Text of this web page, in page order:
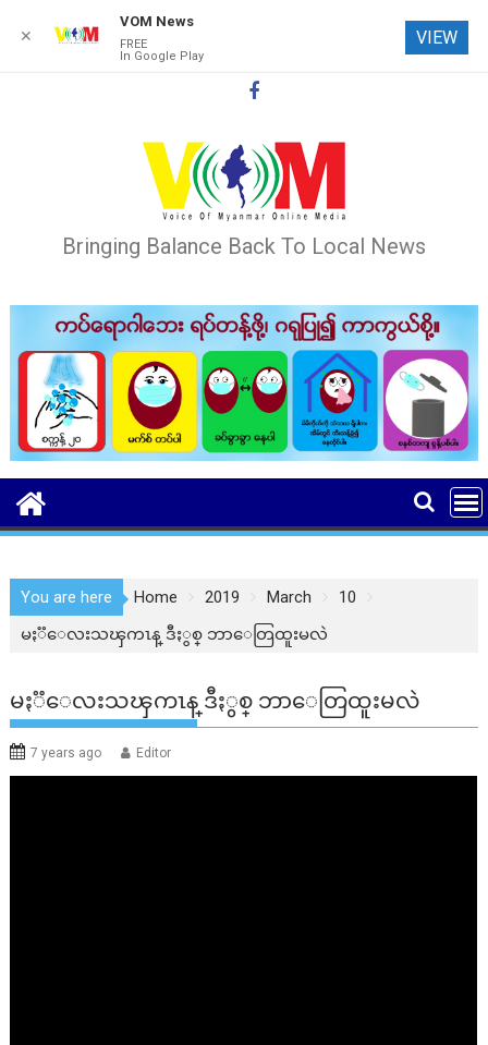
Bringing Balance Back To Local News
You are here Home 2019 March
10
မႏၱေလးသၾကၤန္ ဒီႏွစ္ ဘာေတြထူးမလဲ
မႏၱေလးသၾကၤန္ ဒီႏွစ္ ဘာေတြထူးမလဲ
7 years ago Editor
✕
VOM News
FREE
In Google Play
VIEW